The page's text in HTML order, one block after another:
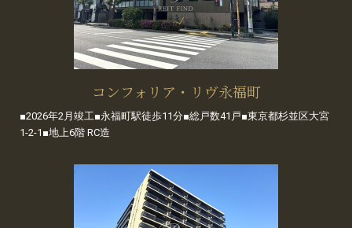
コンフォリア・リヴ永福町
■2026年2月竣工■永福町駅徒歩11分■総戸数41戸■東京都杉並区大宮
1-2-1■地上6階 RC造